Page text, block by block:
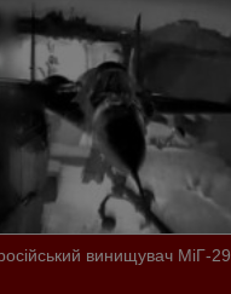
винищувач МіГ-